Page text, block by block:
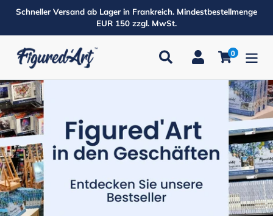
Schneller Versand ab Lager in Frankreich. Mindestbestellmenge
EUR 150 zzgl. MwSt.
Suchen Einloggen
0Produkte